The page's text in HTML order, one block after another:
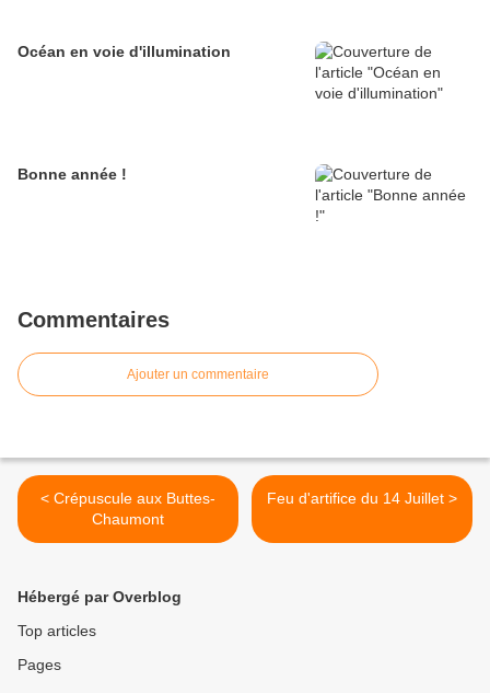
Océan en voie d'illumination
Bonne année !
Commentaires
Ajouter un commentaire
< Crépuscule aux Buttes-
Chaumont
Feu d'artifice du 14 Juillet >
Hébergé par Overblog
Top articles
Pages